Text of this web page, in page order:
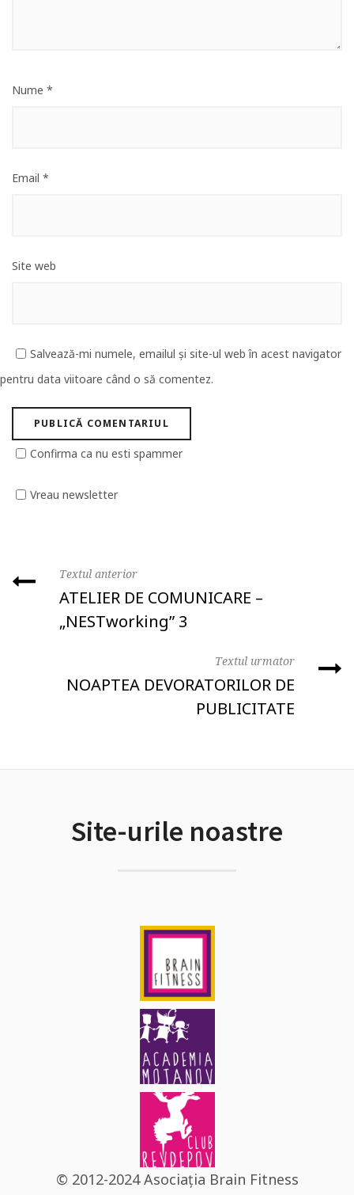
Nume *
Email *
Site web
Salvează-mi numele, emailul și site-ul web în acest navigator
pentru data viitoare când o să comentez.
Confirma ca nu esti spammer
Vreau newsletter
Textul anterior
ATELIER DE COMUNICARE –
„NESTworking” 3
Textul urmator
NOAPTEA DEVORATORILOR DE
PUBLICITATE
Site-urile noastre
© 2012-2024 Asociația Brain Fitness